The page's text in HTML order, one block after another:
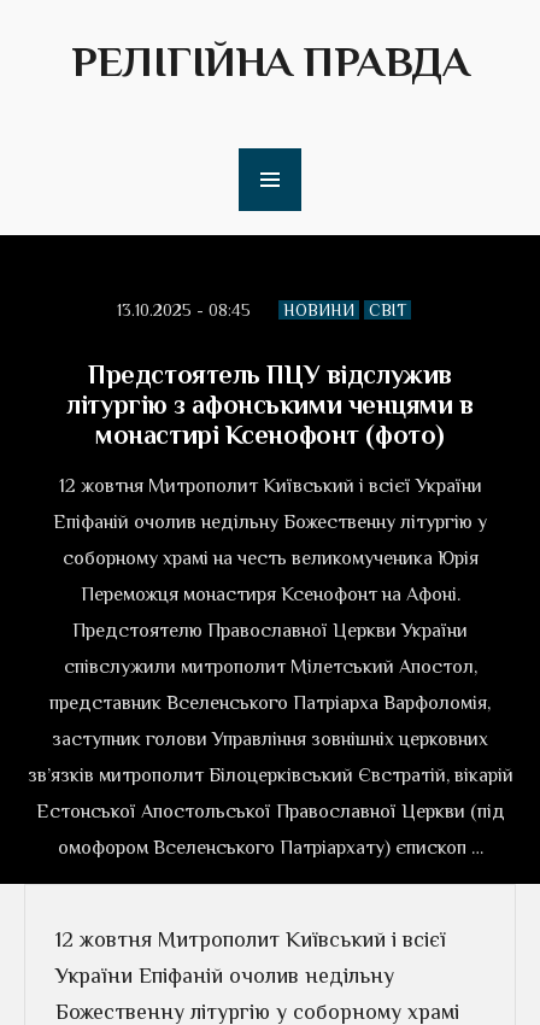
РЕЛІГІЙНА ПРАВДА
13.10.2025 - 08:45 НОВИНИ СВІТ
Предстоятель ПЦУ відслужив
літургію з афонськими ченцями в
монастирі Ксенофонт (фото)
12 жовтня Митрополит Київський і всієї України
Епіфаній очолив недільну Божественну літургію у
соборному храмі на честь великомученика Юрія
Переможця монастиря Ксенофонт на Афоні.
Предстоятелю Православної Церкви України
співслужили митрополит Мілетський Апостол,
представник Вселенського Патріарха Варфоломія,
заступник голови Управління зовнішніх церковних
зв’язків митрополит Білоцерківський Євстратій, вікарій
Естонської Апостольської Православної Церкви (під
омофором Вселенського Патріархату) єпископ …
12 жовтня Митрополит Київський і всієї
України Епіфаній очолив недільну
Божественну літургію у соборному храмі